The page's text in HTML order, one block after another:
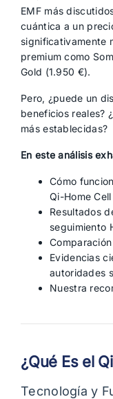
EMF más
cuántica a un
significativamente
premium como
Gold (1.950 €).
Pero, ¿puede un
beneficios reales?
más establecidas?
En este análisis
Cómo
Qi-Home Cell
Resultados
seguimiento
Evidencias
autoridades
Nuestra
¿Qué Es el
Tecnología y